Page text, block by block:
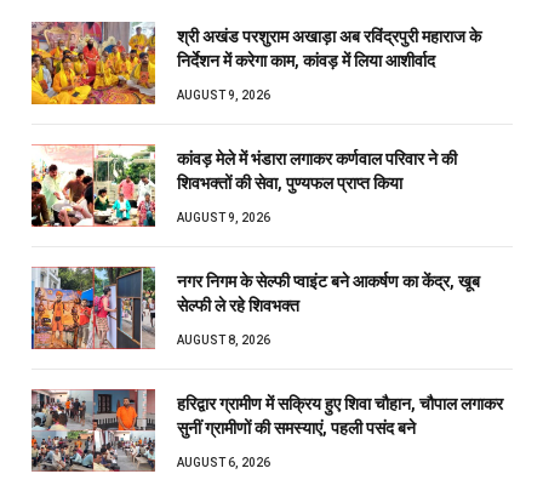
श्री अखंड परशुराम अखाड़ा अब रविंद्रपुरी महाराज के
निर्देशन में करेगा काम, कांवड़ में लिया आशीर्वाद
AUGUST 9, 2026
कांवड़ मेले में भंडारा लगाकर कर्णवाल परिवार ने की
शिवभक्तों की सेवा, पुण्यफल प्राप्त किया
AUGUST 9, 2026
नगर निगम के सेल्फी प्वाइंट बने आकर्षण का केंद्र, खूब
सेल्फी ले रहे शिवभक्त
AUGUST 8, 2026
हरिद्वार ग्रामीण में सक्रिय हुए शिवा चौहान, चौपाल लगाकर
सुनीं ग्रामीणों की समस्याएं, पहली पसंद बने
AUGUST 6, 2026